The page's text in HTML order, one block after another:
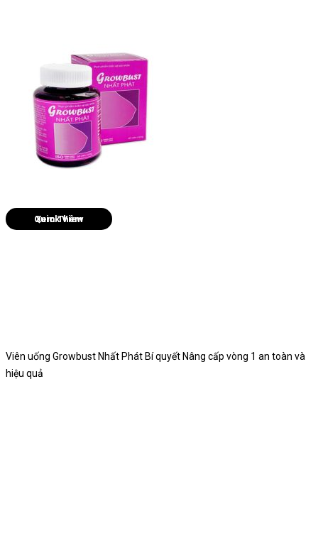
Quick View
Viên uống Growbust Nhất Phát Bí quyết Nâng cấp vòng 1 an toàn và
hiệu quả